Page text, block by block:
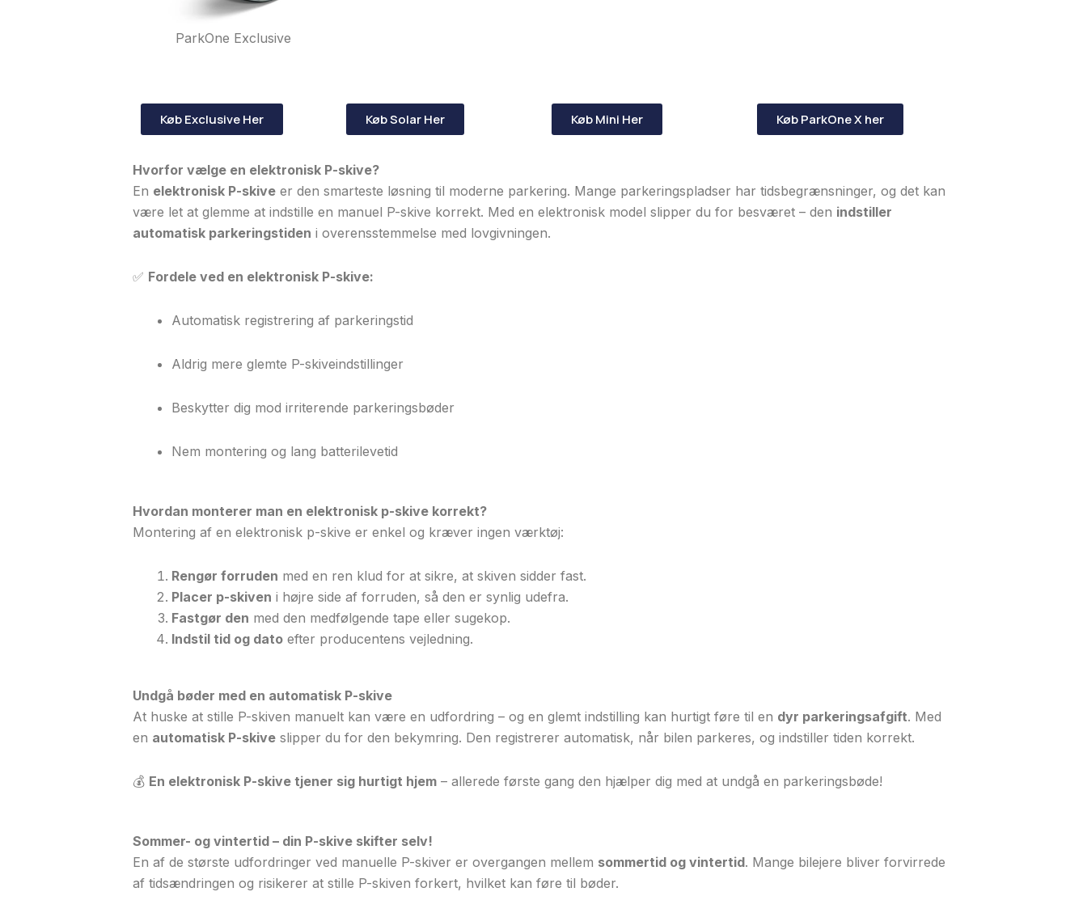
ParkOne Exclusive
Køb Exclusive Her Køb Solar Her Køb Mini Her Køb ParkOne X her
Hvorfor vælge en elektronisk P-skive?
En elektronisk P-skive er den smarteste løsning til moderne parkering. Mange parkeringspladser har tidsbegrænsninger, og det kan
være let at glemme at indstille en manuel P-skive korrekt. Med en elektronisk model slipper du for besværet – den indstiller
automatisk parkeringstiden i overensstemmelse med lovgivningen.
✅ Fordele ved en elektronisk P-skive:
Automatisk registrering af parkeringstid
Aldrig mere glemte P-skiveindstillinger
Beskytter dig mod irriterende parkeringsbøder
Nem montering og lang batterilevetid
Hvordan monterer man en elektronisk p-skive korrekt?
Montering af en elektronisk p-skive er enkel og kræver ingen værktøj:
Rengør forruden med en ren klud for at sikre, at skiven sidder fast.
Placer p-skiven i højre side af forruden, så den er synlig udefra.
Fastgør den med den medfølgende tape eller sugekop.
Indstil tid og dato efter producentens vejledning.
Undgå bøder med en automatisk P-skive
At huske at stille P-skiven manuelt kan være en udfordring – og en glemt indstilling kan hurtigt føre til en dyr parkeringsafgift. Med
en automatisk P-skive slipper du for den bekymring. Den registrerer automatisk, når bilen parkeres, og indstiller tiden korrekt.
💰 En elektronisk P-skive tjener sig hurtigt hjem – allerede første gang den hjælper dig med at undgå en parkeringsbøde!
Sommer- og vintertid – din P-skive skifter selv!
En af de største udfordringer ved manuelle P-skiver er overgangen mellem sommertid og vintertid. Mange bilejere bliver forvirrede
af tidsændringen og risikerer at stille P-skiven forkert, hvilket kan føre til bøder.